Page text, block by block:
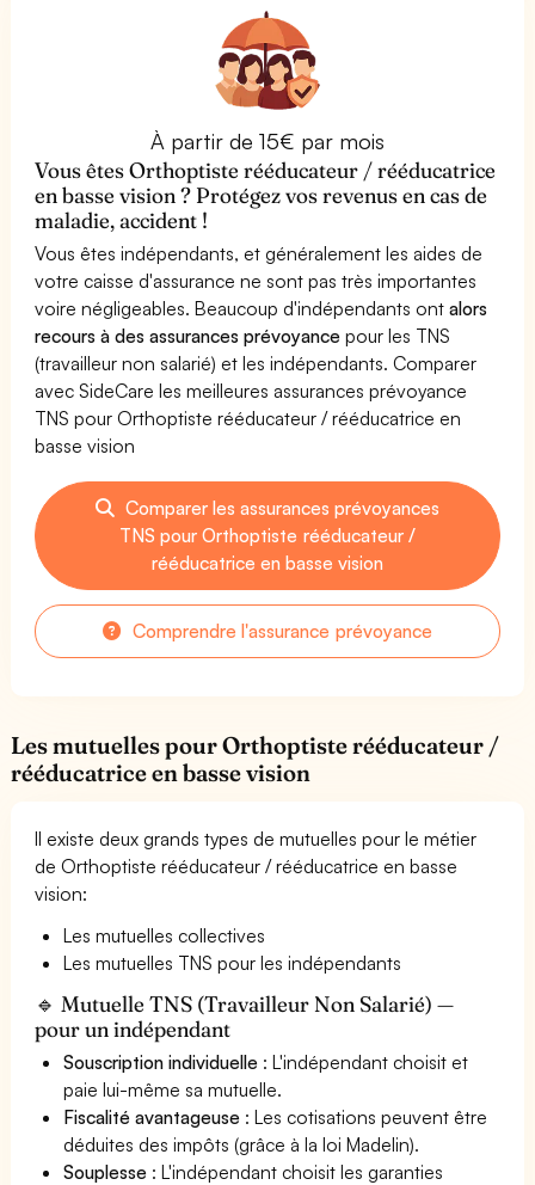
À partir de 15€ par mois
Vous êtes Orthoptiste rééducateur / rééducatrice
en basse vision ? Protégez vos revenus en cas de
maladie, accident !
Vous êtes indépendants, et généralement les aides de
votre caisse d'assurance ne sont pas très importantes
voire négligeables. Beaucoup d'indépendants ontalors
recours à des assurances prévoyance pour les TNS
(travailleur non salarié) et les indépendants. Comparer
avec SideCare les meilleures assurances prévoyance
TNS pour Orthoptiste rééducateur / rééducatrice en
basse vision
Comparer les assurances prévoyances
TNS pour Orthoptiste rééducateur /
rééducatrice en basse vision
Comprendre l'assurance prévoyance
Les mutuelles pour Orthoptiste rééducateur /
rééducatrice en basse vision
Il existe deux grands types de mutuelles pour le métier
de Orthoptiste rééducateur / rééducatrice en basse
vision:
Les mutuelles collectives
Les mutuelles TNS pour les indépendants
🔹 Mutuelle TNS (Travailleur Non Salarié) —
pour un indépendant
Souscription individuelle : L'indépendant choisit et
paie lui-même sa mutuelle.
Fiscalité avantageuse : Les cotisations peuvent être
déduites des impôts (grâce à la loi Madelin).
Souplesse : L'indépendant choisit les garanties